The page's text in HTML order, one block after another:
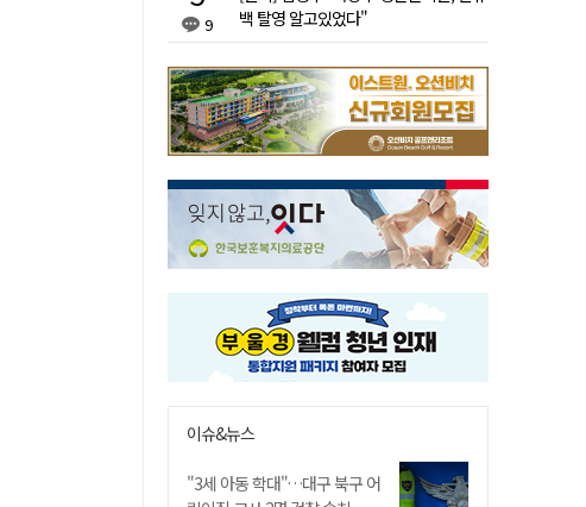
9
백 탈영 알고있었다"
이슈&뉴스
"3세 아동 학대"…대구 북구 어